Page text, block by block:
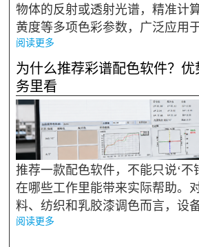
物体的反射或透射光谱，精准计
黄度等多项色彩参数，广泛应用
织、塑胶、食品等行业。按照使
仪主要分为台式与便携式两大类
高、稳定性好，适合实验室...
阅读更多
为什么推荐彩谱配色软件？
务里看
推荐一款配色软件，不能只说‘不
在哪些工作里能带来实际帮助。
料、纺织和乳胶漆调色而言，设
三处：减少主观判断、发现肉眼
阅读更多